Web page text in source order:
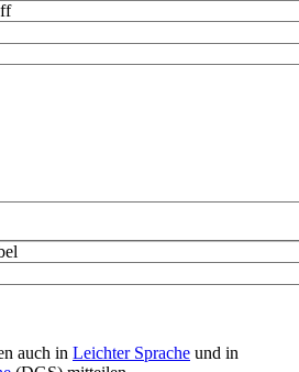
auch in Leichter Sprache und in